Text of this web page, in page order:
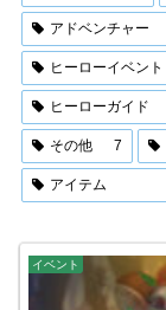
アドベンチャー
ヒーローイベント
ヒーローガイド
その他 7
アイテム
イベント